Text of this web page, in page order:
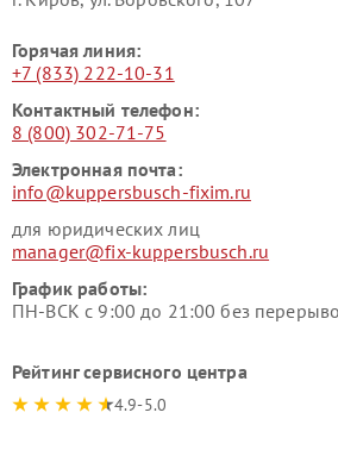
Горячая линия:
+7 (833) 222-10-31
Контактный телефон:
8 (800) 302-71-75
Электронная почта:
info@kuppersbusch-fixim.ru
для юридических лиц
manager@fix-kuppersbusch.ru
График работы:
ПН-ВСК с 9:00 до 21:00 без
Рейтинг сервисного центра
4.9-5.0